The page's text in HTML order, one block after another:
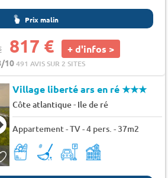
Prix malin
817 € + d'infos >
10491 AVIS SUR 2 SITES
Village liberté ars en ré★★★
Côte atlantique- Ile de ré
Appartement - TV - 4 pers. - 37m2